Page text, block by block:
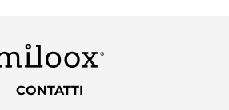
CONTATTI